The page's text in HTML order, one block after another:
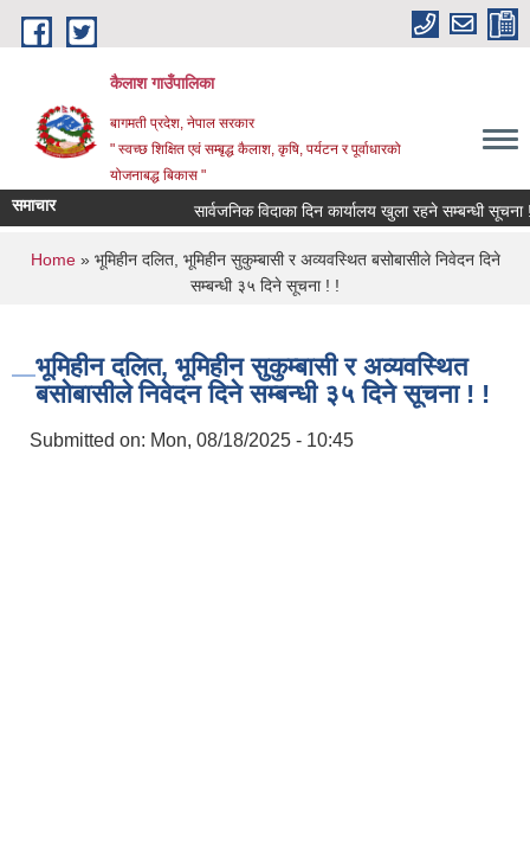
Skip to main content
कैलाश गाउँपालिका
बागमती प्रदेश, नेपाल सरकार
" स्वच्छ शिक्षित एवं सम्बृद्ध कैलाश, कृषि, पर्यटन र पूर्वाधारको
योजनाबद्ध बिकास "
समाचार सार्वजनिक विदाका दिन कार्यालय खुला रहने सम्बन्धी सूचना !
You are here
Home» भूमिहीन दलित, भूमिहीन सुकुम्बासी र अव्यवस्थित बसोबासीले निवेदन दिने
सम्बन्धी ३५ दिने सूचना ! !
भूमिहीन दलित, भूमिहीन सुकुम्बासी र अव्यवस्थित
बसोबासीले निवेदन दिने सम्बन्धी ३५ दिने सूचना ! !
Submitted on: Mon, 08/18/2025 - 10:45